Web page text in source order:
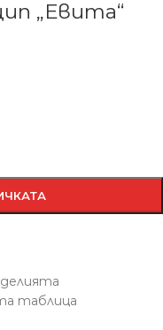
„Евита“
таблица